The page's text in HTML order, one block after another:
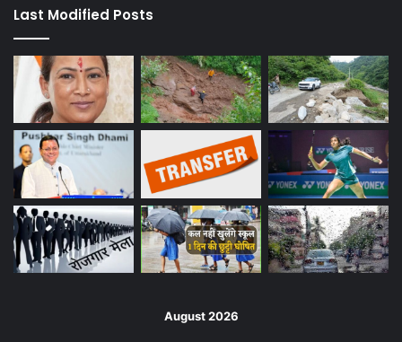
Last Modified Posts
August 2026